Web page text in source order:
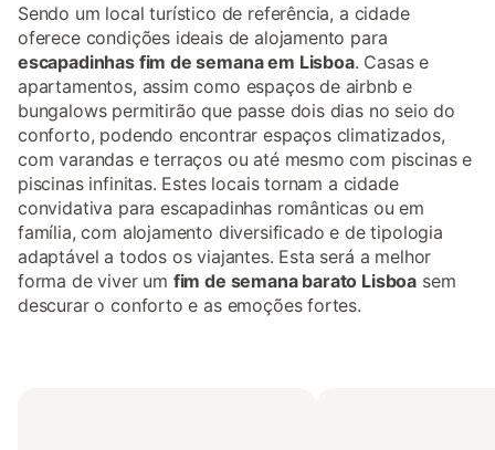
Sendo um local turístico de referência, a cidade
oferece condições ideais de alojamento para
escapadinhas fim de semana em Lisboa. Casas e
apartamentos, assim como espaços de airbnb e
bungalows permitirão que passe dois dias no seio do
conforto, podendo encontrar espaços climatizados,
com varandas e terraços ou até mesmo com piscinas e
piscinas infinitas. Estes locais tornam a cidade
convidativa para escapadinhas românticas ou em
família, com alojamento diversificado e de tipologia
adaptável a todos os viajantes. Esta será a melhor
forma de viver um fim de semana barato Lisboa sem
descurar o conforto e as emoções fortes.